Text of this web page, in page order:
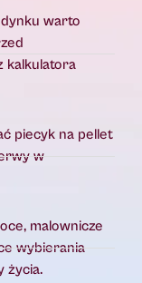
warto
kalkulatora
piecyk na pellet
w
malownicze
wybierania
życia.